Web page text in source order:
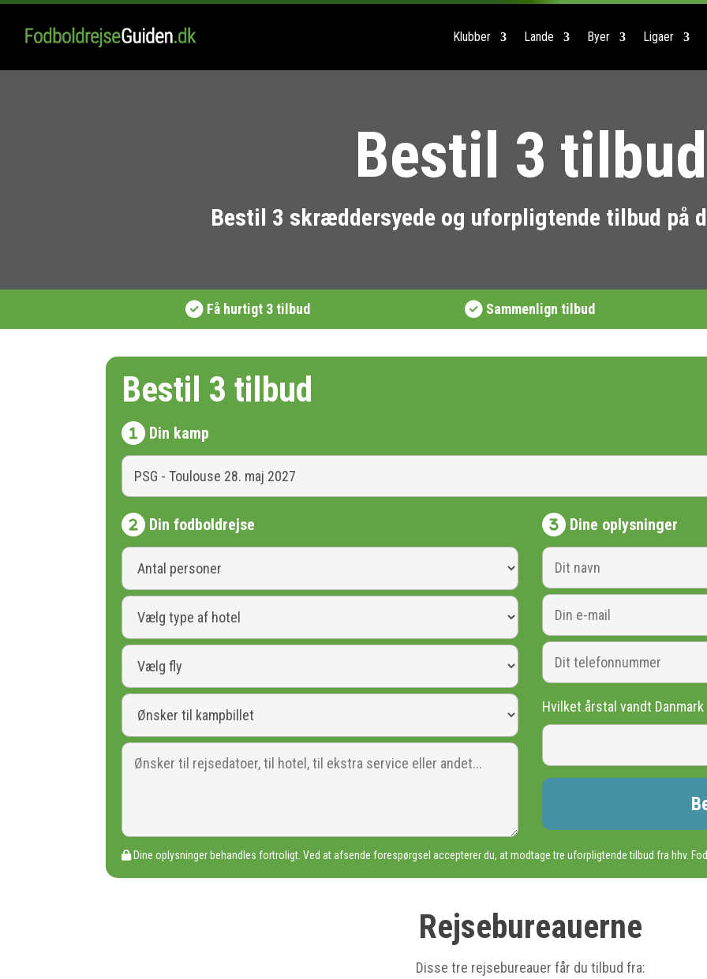
Klubber Lande Byer Ligaer
Bestil 3 tilbud
Bestil 3 skræddersyede og uforpligtende tilbud på
Få hurtigt 3 tilbud Sammenlign tilbud
Bestil 3 tilbud
Din kamp
Din fodboldrejse Dine oplysninger
Hvilket årstal vandt
Dine oplysninger behandles fortroligt. Ved at afsende forespørgsel accepterer du, at modtage tre uforpligtende tilbud fra hhv.
Rejsebureauerne
Disse tre rejsebureauer får du tilbud fra: